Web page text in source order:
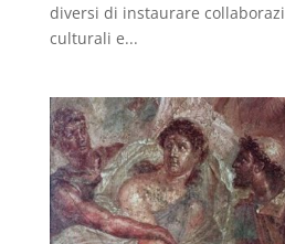
diversi di instaurare
culturali e...